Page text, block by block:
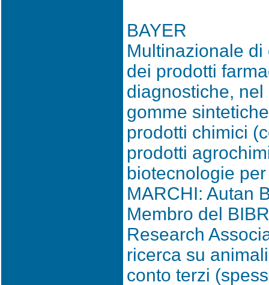
BAYER
Multinazionale
dei prodotti
diagnostiche,
gomme
prodotti chimici
prodotti
biotecnologie
MARCHI: Autan
Membro del
Research
ricerca su
conto terzi